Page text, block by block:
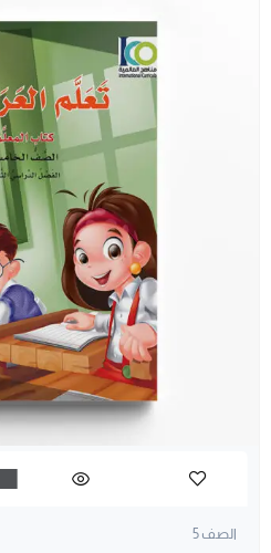
الصف 5